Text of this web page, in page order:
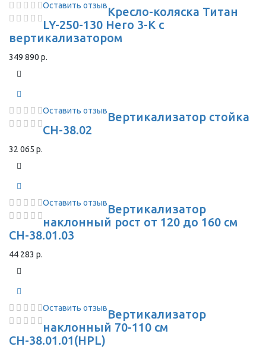
Оставить отзывКресло-коляска Титан
LY-250-130 Hero 3-K с
вертикализатором
349 890 р.
Оставить отзывВертикализатор стойка
СН-38.02
32 065 р.
Оставить отзывВертикализатор
наклонный рост от 120 до 160 см
СН-38.01.03
44 283 р.
Оставить отзывВертикализатор
наклонный 70-110 см
СН-38.01.01(HPL)